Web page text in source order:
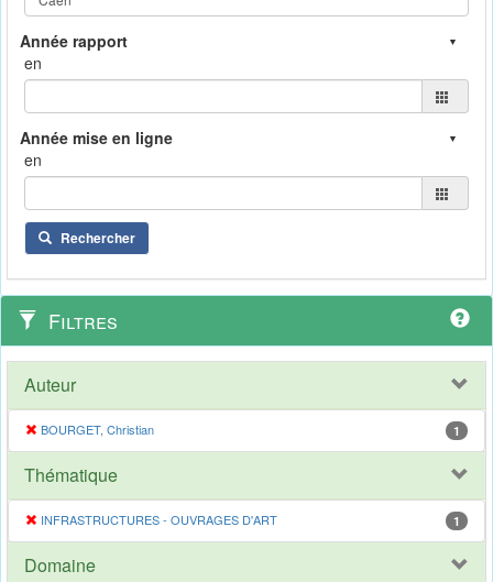
en
en
Rechercher
Filtres
Auteur
BOURGET, Christian 1
Thématique
INFRASTRUCTURES - OUVRAGES D'ART 1
Domaine